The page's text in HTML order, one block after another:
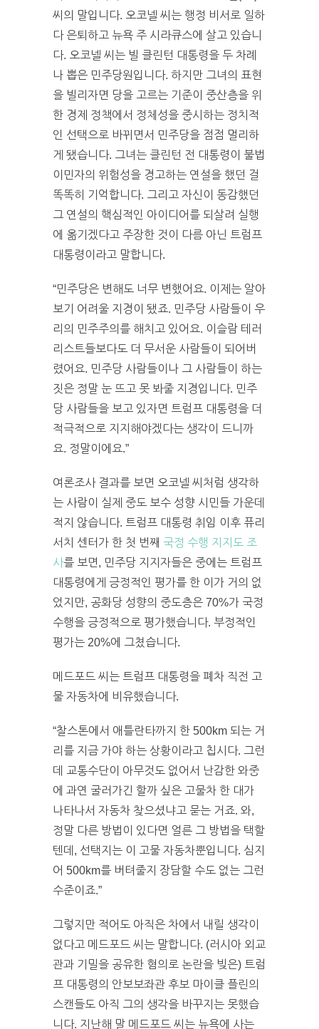
씨의 말입니다. 오코넬 씨는 행정 비서로 일하
다 은퇴하고 뉴욕 주 시라큐스에 살고 있습니
다. 오코넬 씨는 빌 클린턴 대통령을 두 차례
나 뽑은 민주당원입니다. 하지만 그녀의 표현
을 빌리자면 당을 고르는 기준이 중산층을 위
한 경제 정책에서 정체성을 중시하는 정치적
인 선택으로 바뀌면서 민주당을 점점 멀리하
게 됐습니다. 그녀는 클린턴 전 대통령이 불법
이민자의 위험성을 경고하는 연설을 했던 걸
똑똑히 기억합니다. 그리고 자신이 동감했던
그 연설의 핵심적인 아이디어를 되살려 실행
에 옮기겠다고 주장한 것이 다름 아닌 트럼프
대통령이라고 말합니다.
“민주당은 변해도 너무 변했어요. 이제는 알아
보기 어려울 지경이 됐죠. 민주당 사람들이 우
리의 민주주의를 해치고 있어요. 이슬람 테러
리스트들보다도 더 무서운 사람들이 되어버
렸어요. 민주당 사람들이나 그 사람들이 하는
짓은 정말 눈 뜨고 못 봐줄 지경입니다. 민주
당 사람들을 보고 있자면 트럼프 대통령을 더
적극적으로 지지해야겠다는 생각이 드니까
요. 정말이에요.”
여론조사 결과를 보면 오코넬 씨처럼 생각하
는 사람이 실제 중도 보수 성향 시민들 가운데
적지 않습니다. 트럼프 대통령 취임 이후 퓨리
서치 센터가 한 첫 번째 국정 수행 지지도 조
사를 보면, 민주당 지지자들은 중에는 트럼프
대통령에게 긍정적인 평가를 한 이가 거의 없
었지만, 공화당 성향의 중도층은 70%가 국정
수행을 긍정적으로 평가했습니다. 부정적인
평가는 20%에 그쳤습니다.
메드포드 씨는 트럼프 대통령을 폐차 직전 고
물 자동차에 비유했습니다.
“찰스톤에서 애틀란타까지 한 500km 되는 거
리를 지금 가야 하는 상황이라고 칩시다. 그런
데 교통수단이 아무것도 없어서 난감한 와중
에 과연 굴러가긴 할까 싶은 고물차 한 대가
나타나서 자동차 찾으셨냐고 묻는 거죠. 와,
정말 다른 방법이 있다면 얼른 그 방법을 택할
텐데, 선택지는 이 고물 자동차뿐입니다. 심지
어 500km를 버텨줄지 장담할 수도 없는 그런
수준이죠.”
그렇지만 적어도 아직은 차에서 내릴 생각이
없다고 메드포드 씨는 말합니다. (러시아 외교
관과 기밀을 공유한 혐의로 논란을 빚은) 트럼
프 대통령의 안보보좌관 후보 마이클 플린의
스캔들도 아직 그의 생각을 바꾸지는 못했습
니다. 지난해 말 메드포드 씨는 뉴욕에 사는